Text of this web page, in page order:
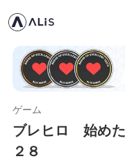
ゲーム
ブレヒロ 始め
２８